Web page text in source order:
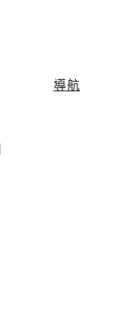
導航